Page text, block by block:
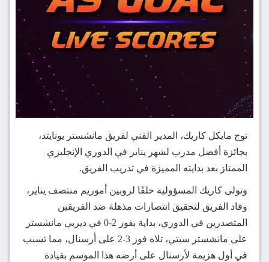
توج مايكل كاريك، المدير الفني لفريق مانشستر يونايتد،
بجائزة أفضل مدرب لشهر يناير في الدوري الإنجليزي
الممتاز بعد بدايته المميزة في تدريب الفريق.
وتولى كاريك المسؤولية خلفًا لروبين أموريم منتصف يناير،
وقاد الفريق لتحقيق انتصارات مذهلة ضد الفريقين
المتصدرين في الدوري، بداية بفوز 2-0 في ديربي مانشستر
على مانشستر سيتي، تلاه فوز 3-2 على أرسنال، مما تسبب
في أول هزيمة لأرسنال على أرضه هذا الموسم بقيادة